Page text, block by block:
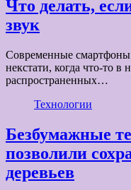
Что делать,
звук
Современные
некстати, когда что-то в
распространенных…
Технологии
Безбумажные
позволили
деревьев